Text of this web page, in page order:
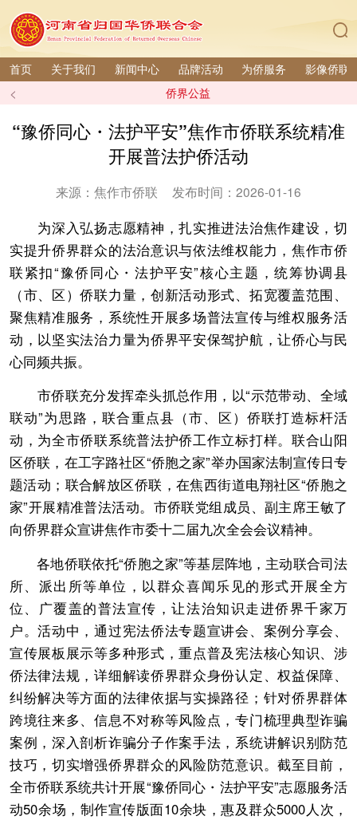
首页 关于我们 新闻中心 品牌活动 为侨服务 影像侨联
< 侨界公益
“豫侨同心・法护平安”焦作市侨联系统精准
开展普法护侨活动
来源：焦作市侨联 发布时间：2026-01-16
为深入弘扬志愿精神，扎实推进法治焦作建设，切
实提升侨界群众的法治意识与依法维权能力，焦作市侨
联紧扣“豫侨同心・法护平安”核心主题，统筹协调县
（市、区）侨联力量，创新活动形式、拓宽覆盖范围、
聚焦精准服务，系统性开展多场普法宣传与维权服务活
动，以坚实法治力量为侨界平安保驾护航，让侨心与民
心同频共振。
市侨联充分发挥牵头抓总作用，以“示范带动、全域
联动”为思路，联合重点县（市、区）侨联打造标杆活
动，为全市侨联系统普法护侨工作立标打样。联合山阳
区侨联，在工字路社区“侨胞之家”举办国家法制宣传日专
题活动；联合解放区侨联，在焦西街道电翔社区“侨胞之
家”开展精准普法活动。市侨联党组成员、副主席王敏了
向侨界群众宣讲焦作市委十二届九次全会会议精神。
各地侨联依托“侨胞之家”等基层阵地，主动联合司法
所、派出所等单位，以群众喜闻乐见的形式开展全方
位、广覆盖的普法宣传，让法治知识走进侨界千家万
户。活动中，通过宪法侨法专题宣讲会、案例分享会、
宣传展板展示等多种形式，重点普及宪法核心知识、涉
侨法律法规，详细解读侨界群众身份认定、权益保障、
纠纷解决等方面的法律依据与实操路径；针对侨界群体
跨境往来多、信息不对称等风险点，专门梳理典型诈骗
案例，深入剖析诈骗分子作案手法，系统讲解识别防范
技巧，切实增强侨界群众的风险防范意识。截至目前，
全市侨联系统共计开展“豫侨同心・法护平安”志愿服务活
动50余场，制作宣传版面10余块，惠及群众5000人次，